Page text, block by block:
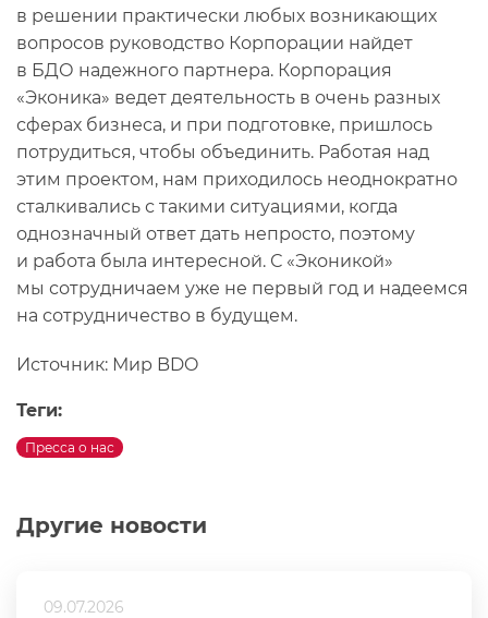
Другие новости
09.07.2026
в решении практически любых возникающих
вопросов руководство Корпорации найдет
в БДО надежного партнера. Корпорация
«Эконика» ведет деятельность в очень разных
сферах бизнеса, и при подготовке, пришлось
потрудиться, чтобы объединить. Работая над
этим проектом, нам приходилось неоднократно
сталкивались с такими ситуациями, когда
однозначный ответ дать непросто, поэтому
и работа была интересной. С «Эконикой»
мы сотрудничаем уже не первый год и надеемся
на сотрудничество в будущем.
Источник: Мир BDO
Теги:
Пресса о нас